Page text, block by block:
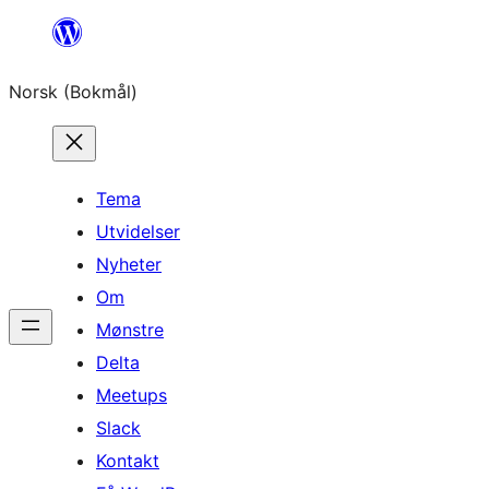
Hopp
innhold
Norsk (Bokmål)
Tema
Utvidelser
Nyheter
Om
Mønstre
Delta
Meetups
Slack
Kontakt